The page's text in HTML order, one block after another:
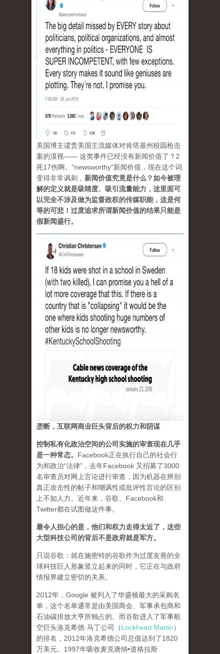
美国博主谴责美国主流媒体对肯塔基州校园枪击
案的漠视—— 这类事件已经没有新闻价值了？2
死17伤啊。"newsworthy"新闻价值，现在这个词
变得非常讽刺， 新闻价值究竟是什么？如今被理
解的定义就是吸睛度、吸引流量能力，这里面可
以完全不涉及做为监督政权的传媒职能，这是何
等的可悲！过度追求所谓新闻价值的结果只能是
假新闻盛行。
垄断，互联网商业巨头背后的权力和阴谋
控制私有化政治空间的公司实施的审查现在几乎
是一种常态。 Facebook正在执行自己的社会行
为和政治“法律”，去年Facebook 又招募了3000
名审查员对网上言论进行审查，因为机器在辨别
真正攻击性的帖子和嘲讽性或批评性言论的区别
上不如人力。近年来，谷歌、Facebook和
Twitter都在试图做这件事。
最令人担心的是，他们和权力走得太近了，这些
大型科技公司的背后不是政府就是军方。
只说谷歌：就在施密特的谷歌作为过度友善的全
球科技巨人形象竖立起来的同时，它正在与政府
情报界建立密切的关系。
2012年，Google 被列入了华盛顿最大的采购名
单，这个名单通常是由美国商会、军事承包商和
石油碳排放大亨所独占的。而谷歌进入了军事航
空巨头洛克希德·马丁公司（Lockheed Martin）
的排名，2012年洛克希德公司总值达到了1820
万美元。1997年吸收麦克唐纳•道格拉斯